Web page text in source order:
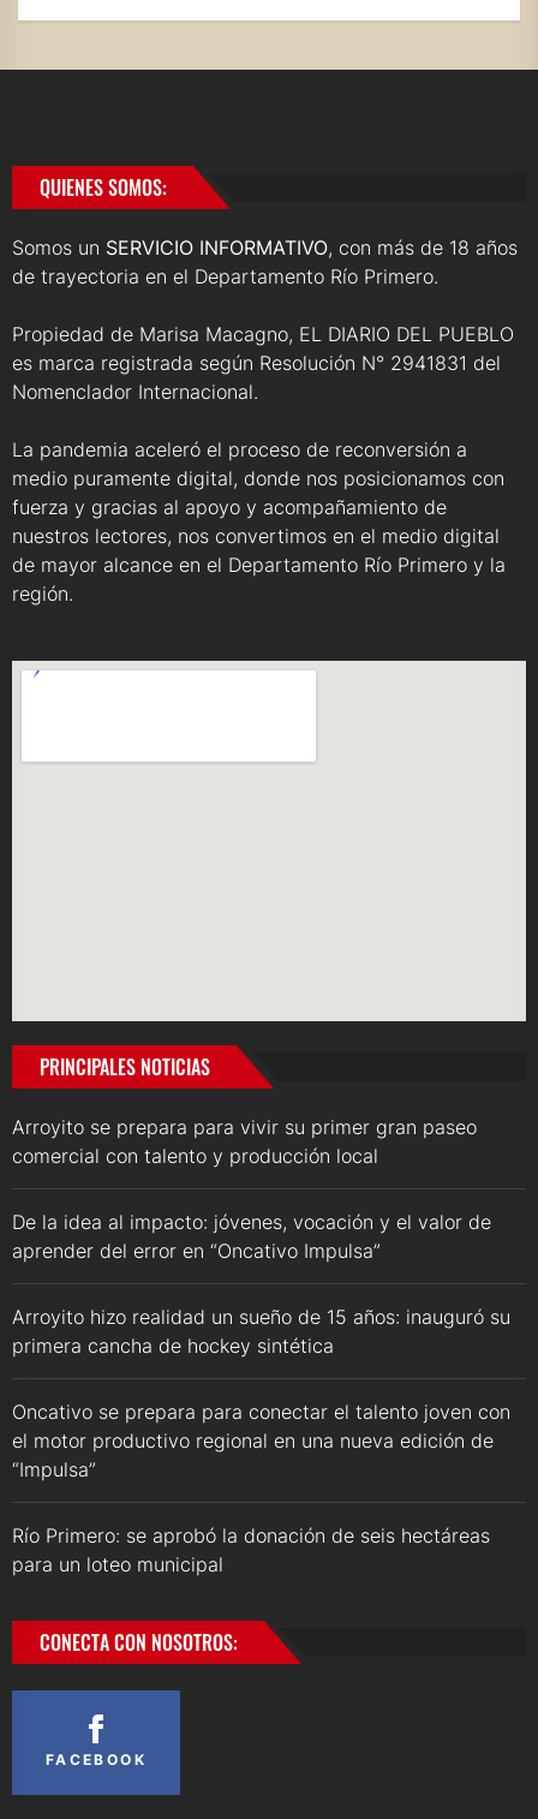
QUIENES SOMOS:
Somos un SERVICIO INFORMATIVO, con más de 18 años
de trayectoria en el Departamento Río Primero.
Propiedad de Marisa Macagno, EL DIARIO DEL PUEBLO
es marca registrada según Resolución N° 2941831 del
Nomenclador Internacional.
La pandemia aceleró el proceso de reconversión a
medio puramente digital, donde nos posicionamos con
fuerza y gracias al apoyo y acompañamiento de
nuestros lectores, nos convertimos en el medio digital
de mayor alcance en el Departamento Río Primero y la
región.
PRINCIPALES NOTICIAS
Arroyito se prepara para vivir su primer gran paseo
comercial con talento y producción local
De la idea al impacto: jóvenes, vocación y el valor de
aprender del error en “Oncativo Impulsa”
Arroyito hizo realidad un sueño de 15 años: inauguró su
primera cancha de hockey sintética
Oncativo se prepara para conectar el talento joven con
el motor productivo regional en una nueva edición de
“Impulsa”
Río Primero: se aprobó la donación de seis hectáreas
para un loteo municipal
CONECTA CON NOSOTROS:
FACEBOOK